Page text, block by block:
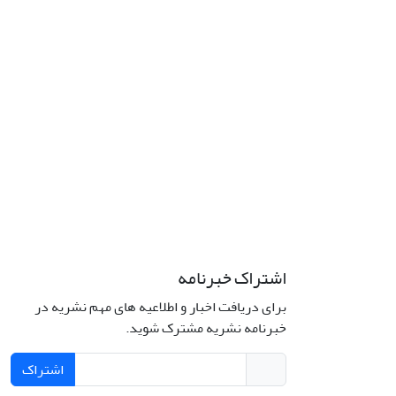
اشتراک خبرنامه
برای دریافت اخبار و اطلاعیه های مهم نشریه در
خبرنامه نشریه مشترک شوید.
اشتراک